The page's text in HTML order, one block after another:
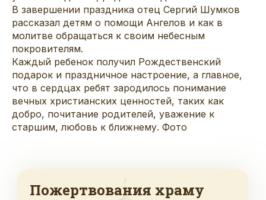
В завершении праздника отец Сергий Шумков
рассказал детям о помощи Ангелов и как в
молитве обращаться к своим небесным
покровителям.
Каждый ребенок получил Рождественский
подарок и праздничное настроение, а главное,
что в сердцах ребят зародилось понимание
вечных христианских ценностей, таких как
добро, почитание родителей, уважение к
старшим, любовь к ближнему. Фото
Пожертвования храму